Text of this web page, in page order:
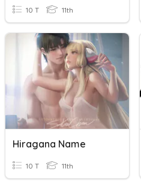
10 T 11th
Hiragana Name
10 T 11th